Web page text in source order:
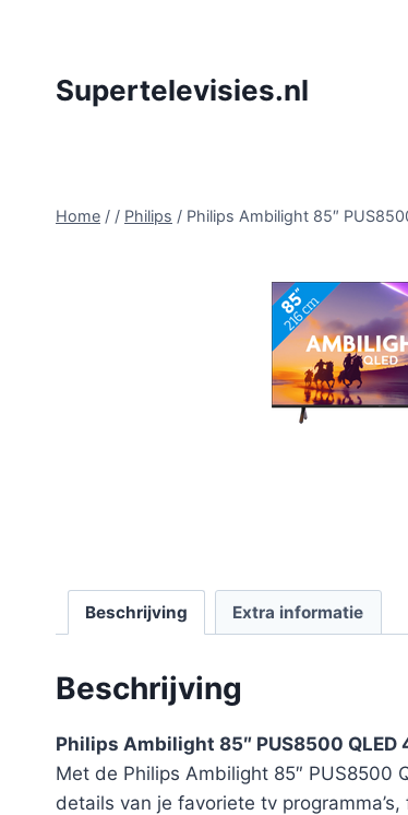
Supertelevisies.nl
Home / / Philips / Philips Ambilight 85″
Beschrijving Extra informatie
Beschrijving
Philips Ambilight 85″ PUS8500 QLED
Met de Philips Ambilight 85″ PUS8500
details van je favoriete tv